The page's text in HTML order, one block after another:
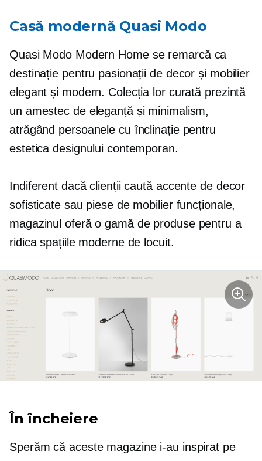
Casă modernă Quasi Modo
Quasi Modo Modern Home se remarcă ca
destinație pentru pasionații de decor și mobilier
elegant și modern. Colecția lor curată prezintă
un amestec de eleganță și minimalism,
atrăgând persoanele cu înclinație pentru
estetica designului contemporan.
Indiferent dacă clienții caută accente de decor
sofisticate sau piese de mobilier funcționale,
magazinul oferă o gamă de produse pentru a
ridica spațiile moderne de locuit.
În încheiere
Sperăm că aceste magazine i-au inspirat pe